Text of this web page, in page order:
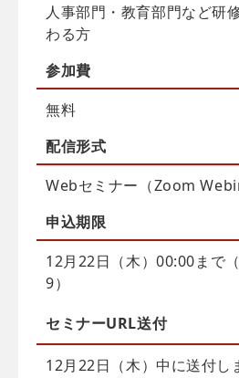
人事部門・教育部門など研
わる方
参加費
無料
配信形式
Webセミナー（Zoom
申込期限
12月22日（木）00:00まで
9）
セミナーURL送付
12月22日（木）中に送付し